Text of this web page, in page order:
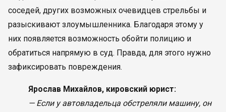
соседей, других возможных очевидцев стрельбы и
разыскивают злоумышленника. Благодаря этому у
них появляется возможность обойти полицию и
обратиться напрямую в суд. Правда, для этого нужно
зафиксировать повреждения.
Ярослав Михайлов, кировский юрист:
— Если у автовладельца обстреляли машину, он